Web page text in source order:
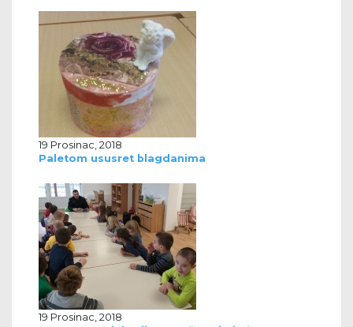
19 Prosinac, 2018
Paletom ususret blagdanima
19 Prosinac, 2018